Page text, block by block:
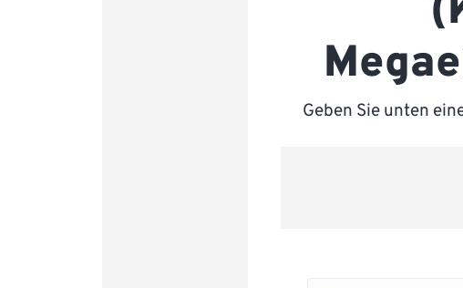
Geben Sie unten